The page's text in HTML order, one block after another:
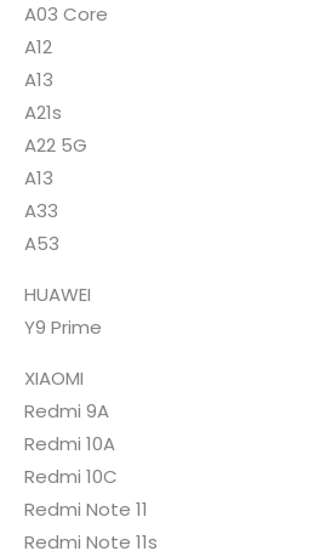
A03 Core
A12
A13
A21s
A22 5G
A13
A33
A53
HUAWEI
Y9 Prime
XIAOMI
Redmi 9A
Redmi 10A
Redmi 10C
Redmi Note 11
Redmi Note 11s